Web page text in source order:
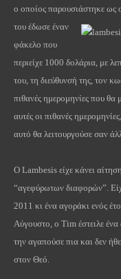
ο οποίος παρουσιάστηκε ως
του έδωσε έναν
φάκελο που
περιείχε 1000 δολάρια, με
του, τη διεύθυνσή της, τον
πιθανές ημερομηνίες που
αυτές οι πιθανές
αυτό θα λειτουργούσε σαν
Ο Lambesis είχε κάνει
“αγεφύρωτων διαφορών”.
2011 κι ένα αγοράκι ενός
Αύγουστο, ο Tim έστειλε ένα
την αγαπούσε πια και δεν
στον Θεό.